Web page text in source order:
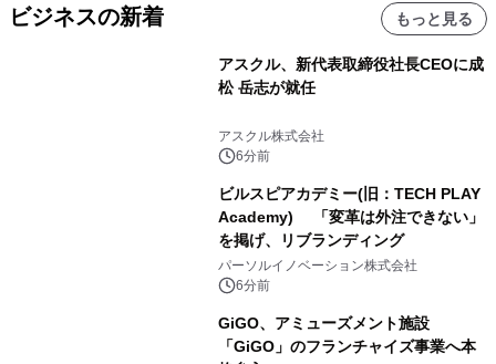
ビジネスの新着 もっと見る
アスクル、新代表取締役社長CEOに成
松 岳志が就任
アスクル株式会社
6分前
ビルスピアカデミー(旧：TECH PLAY
Academy) 「変革は外注できない」
を掲げ、リブランディング
パーソルイノベーション株式会社
6分前
GiGO、アミューズメント施設
「GiGO」のフランチャイズ事業へ本